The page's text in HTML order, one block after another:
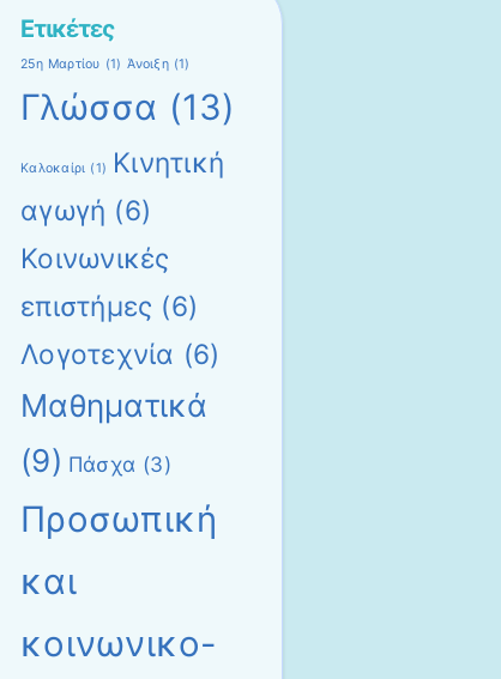
Ετικέτες
25η Μαρτίου (1) Άνοιξη(1)
Γλώσσα (13)
Καλοκαίρι (1)
Κινητική
αγωγή (6)
Κοινωνικές
επιστήμες (6)
Λογοτεχνία (6)
Μαθηματικά
(9) Πάσχα (3)
Προσωπική
και
κοινωνικο-